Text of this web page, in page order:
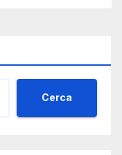
Cerca